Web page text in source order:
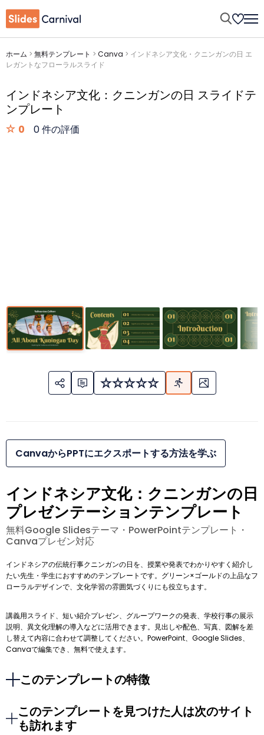
ホーム > 無料テンプレート > Canva > インドネシア文化・クニンガンの日 エ
レガントなフローラルスライド
インドネシア文化：クニンガンの日 スライドテ
ンプレート
0 0 件の評価
CanvaからPPTにエクスポートする方法を学ぶ
インドネシア文化：クニンガンの日
プレゼンテーションテンプレート
無料Google Slidesテーマ・PowerPointテンプレート・
Canvaプレゼン対応
インドネシアの伝統行事クニンガンの日を、授業や発表でわかりやすく紹介し
たい先生・学生におすすめのテンプレートです。グリーン×ゴールドの上品なフ
ローラルデザインで、文化学習の雰囲気づくりにも役立ちます。
講義用スライド、短い紹介プレゼン、グループワークの発表、学校行事の展示
説明、異文化理解の導入などに活用できます。見出しや配色、写真、図解を差
し替えて内容に合わせて調整してください。PowerPoint、Google Slides、
Canvaで編集でき、無料で使えます。
このテンプレートの特徴
このテンプレートを見つけた人は次のサイト
も訪れます